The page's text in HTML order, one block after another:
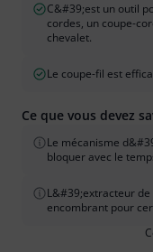
C&#39;est un outil
cordes, un coupe-
chevalet.
Le coupe-fil est
Ce que vous devez
Le mécanisme
bloquer avec le
L&#39;extracteur
encombrant pour